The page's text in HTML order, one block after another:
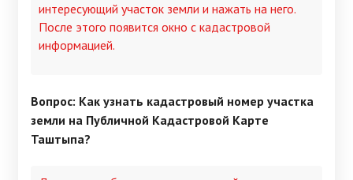
интересующий участок земли и нажать на него.
После этого появится окно с кадастровой
информацией.
Вопрос: Как узнать кадастровый номер участка
земли на Публичной Кадастровой Карте
Таштыпа?